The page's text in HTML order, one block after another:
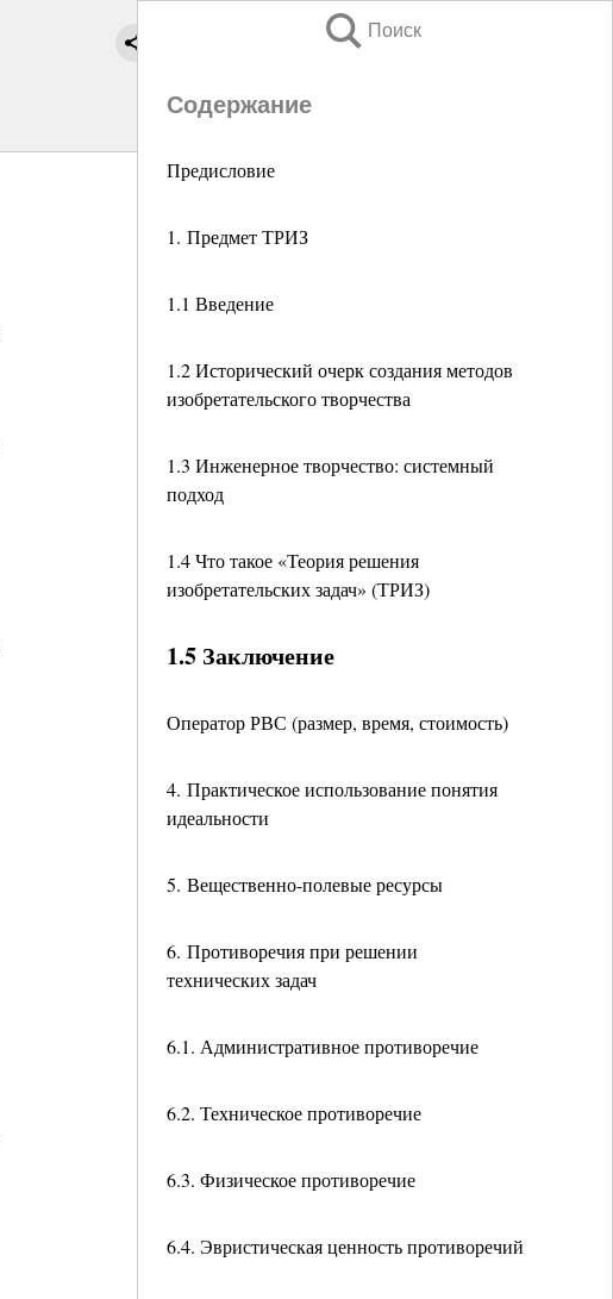
Поиск
Содержание
Предисловие
1. Предмет ТРИЗ
1.1 Введение
1.2 Исторический очерк создания методов
изобретательского творчества
1.3 Инженерное творчество: системный
подход
1.4 Что такое «Теория решения
изобретательских задач» (ТРИЗ)
1.5 Заключение
Оператор РВС (размер, время, стоимость)
4. Практическое использование понятия
идеальности
5. Вещественно-полевые ресурсы
6. Противоречия при решении
технических задач
6.1. Административное противоречие
6.2. Техническое противоречие
6.3. Физическое противоречие
6.4. Эвристическая ценность противоречий